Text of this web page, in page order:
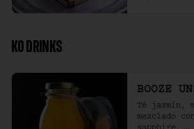
KO DRINKS
Té jazmín,
mezclado